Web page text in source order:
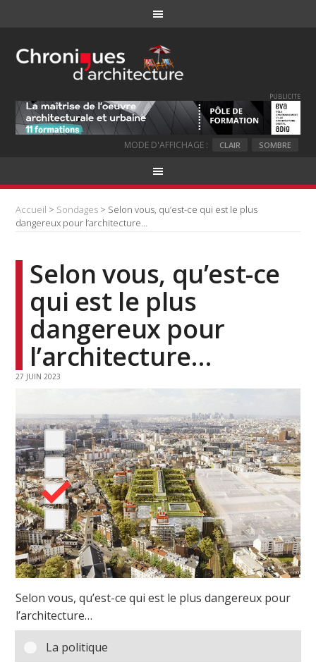
PUBLICITE
MODE D'AFFICHAGE : CLAIR SOMBRE
Accueil > Sondages > Selon vous, qu’est-ce qui est le plus
dangereux pour l’architecture…
Selon vous, qu’est-ce
qui est le plus
dangereux pour
l’architecture…
27 JUIN 2023
Selon vous, qu’est-ce qui est le plus dangereux pour
l’architecture…
La politique